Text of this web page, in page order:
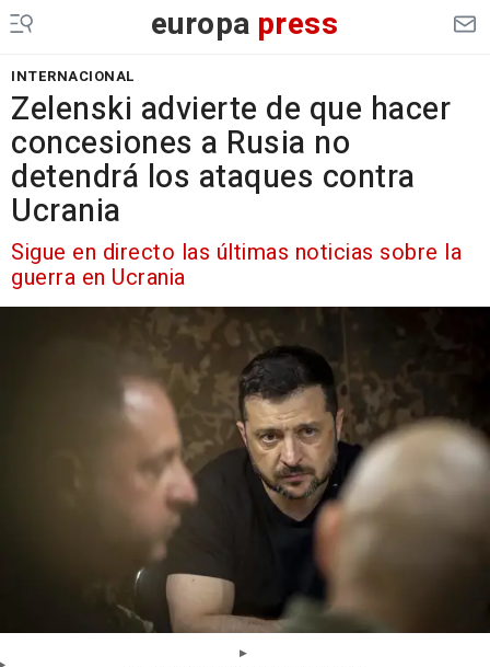
europa press
INTERNACIONAL
Zelenski advierte de que hacer
concesiones a Rusia no
detendrá los ataques contra
Ucrania
Sigue en directo las últimas noticias sobre la
guerra en Ucrania